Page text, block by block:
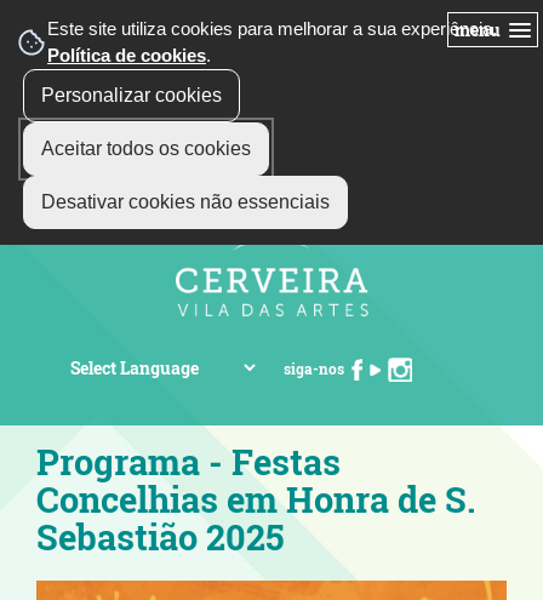
Este site utiliza cookies para melhorar a sua experiência.
Política de cookies.
Personalizar cookies
Aceitar todos os cookies
Desativar cookies não essenciais
menu
siga-nos
Programa - Festas
Concelhias em Honra de S.
Sebastião 2025